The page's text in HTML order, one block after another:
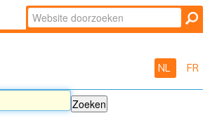
Zoek
Geavanceerd
NL FR